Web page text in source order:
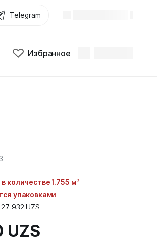
Telegram
Избранное
количестве 1.755 м²
упаковками
932 UZS
UZS